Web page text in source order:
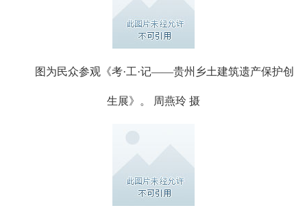
图为民众参观《考·工·记——贵州乡土建筑遗产保护创
生展》。 周燕玲 摄